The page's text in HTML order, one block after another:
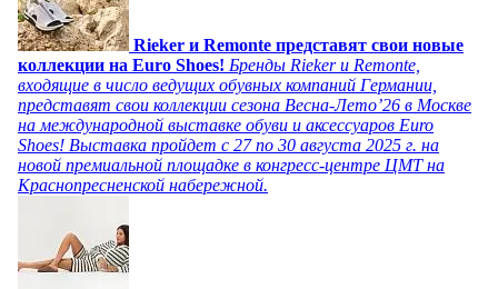
Rieker и Remonte представят свои новые
коллекции на Euro Shoes! Бренды Rieker и Remonte,
входящие в число ведущих обувных компаний Германии,
представят свои коллекции сезона Весна-Лето’26 в Москве
на международной выставке обуви и аксессуаров Euro
Shoes! Выставка пройдет c 27 по 30 августа 2025 г. на
новой премиальной площадке в конгресс-центре ЦМТ на
Краснопресненской набережной.